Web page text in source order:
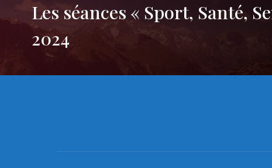
Les séances « Sport, Santé,
2024